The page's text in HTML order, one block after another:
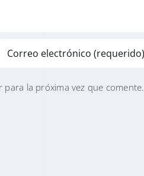
la próxima vez que comente.